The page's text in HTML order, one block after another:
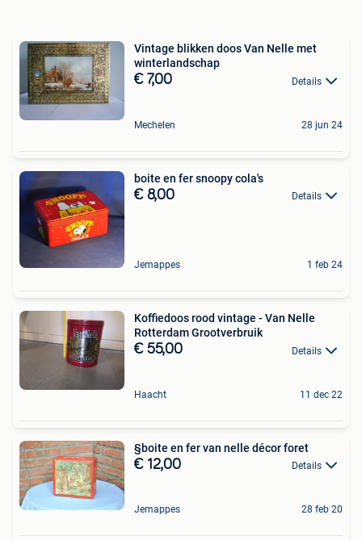
Vintage blikken doos Van Nelle met
winterlandschap
€ 7,00 Details
Mechelen 28 jun 24
boite en fer snoopy cola's
€ 8,00 Details
Jemappes 1 feb 24
Koffiedoos rood vintage - Van Nelle
Rotterdam Grootverbruik
€ 55,00 Details
Haacht 11 dec 22
§boite en fer van nelle décor foret
€ 12,00 Details
Jemappes 28 feb 20